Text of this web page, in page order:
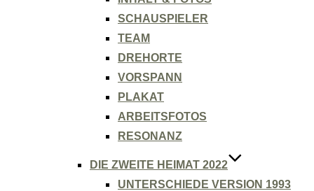
SCHAUSPIELER
TEAM
DREHORTE
VORSPANN
PLAKAT
ARBEITSFOTOS
RESONANZ
DIE ZWEITE HEIMAT 2022
UNTERSCHIEDE VERSION 1993